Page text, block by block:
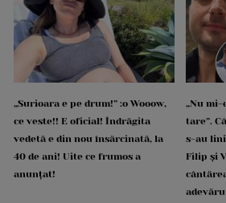
„Surioara e pe drum!” :o Wooow,
ce veste!! E oficial! Îndrăgita
vedetă e din nou însărcinată, la
40 de ani! Uite ce frumos a
anunțat!
„Nu mi-
tare”.
s-au
Filip și